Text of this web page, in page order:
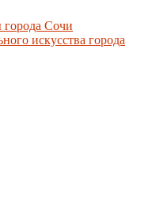
города Сочи
искусства города